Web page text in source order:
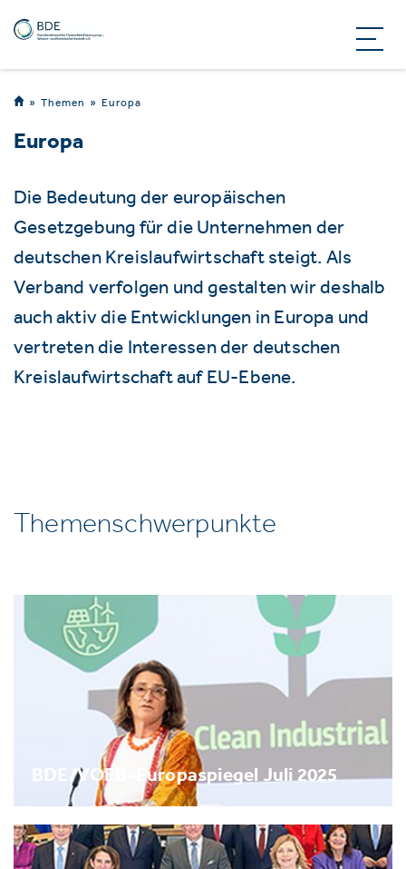
Themen Europa
Europa
Die Bedeutung der europäischen
Gesetzgebung für die Unternehmen der
deutschen Kreislaufwirtschaft steigt. Als
Verband verfolgen und gestalten wir deshalb
auch aktiv die Entwicklungen in Europa und
vertreten die Interessen der deutschen
Kreislaufwirtschaft auf EU-Ebene.
Themenschwerpunkte
BDE/VOEB-Europaspiegel Juli 2025